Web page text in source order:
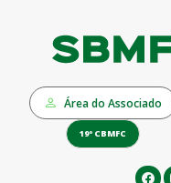
Área do Associado
19º CBMFC